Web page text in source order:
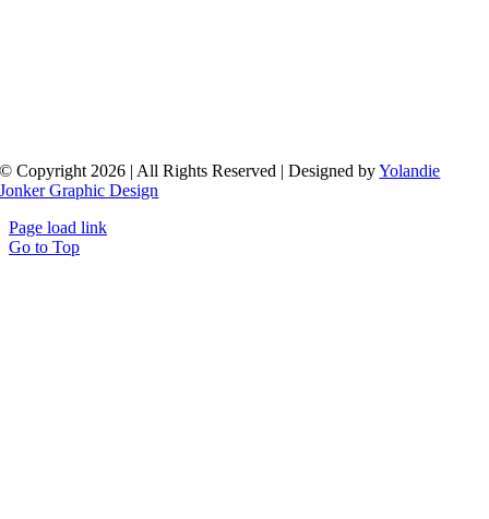
© Copyright 2026 | All Rights Reserved | Designed byYolandie
Jonker Graphic Design
Page load link
Go to Top